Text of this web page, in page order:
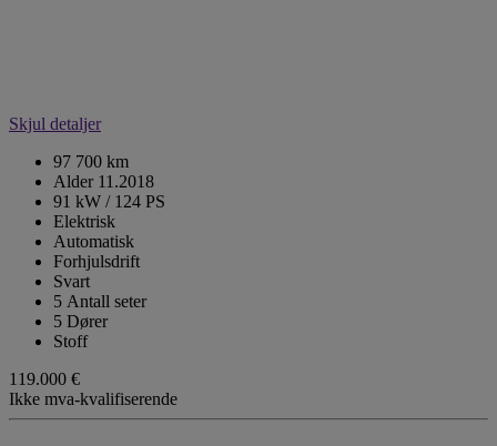
Skjul detaljer
97 700 km
Alder 11.2018
91 kW / 124 PS
Elektrisk
Automatisk
Forhjulsdrift
Svart
5 Antall seter
5 Dører
Stoff
119.000 €
Ikke mva-kvalifiserende